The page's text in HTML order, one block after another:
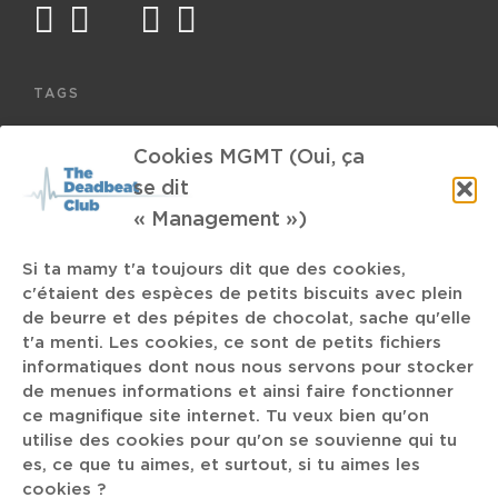
Cookies MGMT (Oui, ça
se dit
« Management »)
Si ta mamy t'a toujours dit que des cookies,
c'étaient des espèces de petits biscuits avec plein
de beurre et des pépites de chocolat, sache qu'elle
t'a menti. Les cookies, ce sont de petits fichiers
informatiques dont nous nous servons pour stocker
de menues informations et ainsi faire fonctionner
ce magnifique site internet. Tu veux bien qu'on
utilise des cookies pour qu'on se souvienne qui tu
es, ce que tu aimes, et surtout, si tu aimes les
cookies ?
facebook
twitter
mail instagram
TAGS
Ad Nauseam his problem Pharmakon
Mark Ronson Lin Manuel Miranda
Imagine Dragons Onomatopées Ze Ze
Gilla Band garçon sensible KreepThaGod
Dave
Rob Reiner